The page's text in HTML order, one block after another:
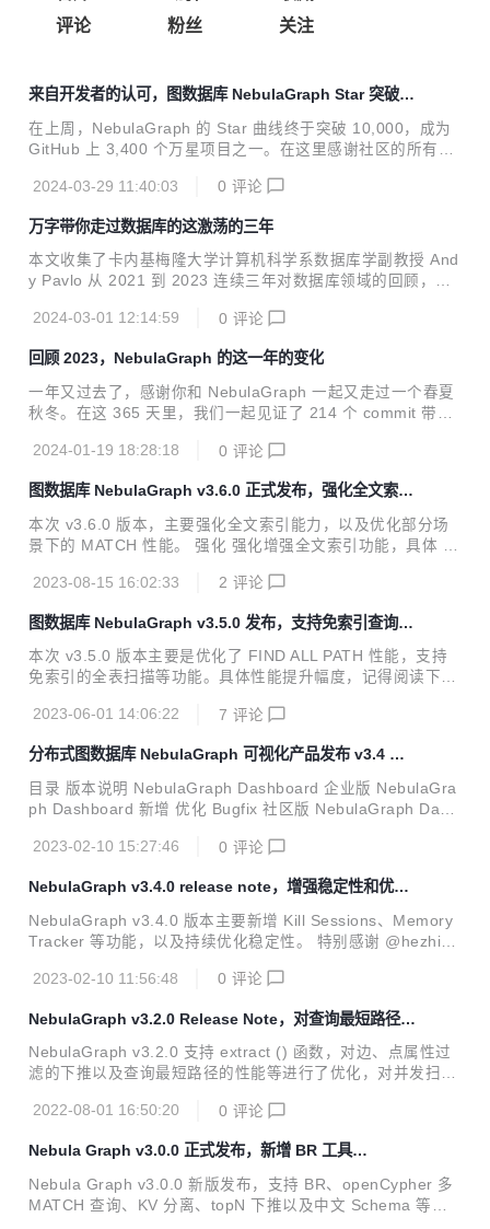
评论
粉丝 关注
来自开发者的认可，图数据库 NebulaGraph Star 突破 1
0,000 大关
在上周，NebulaGraph 的 Star 曲线终于突破 10,000，成为
GitHub 上 3,400 个万星项目之一。在这里感谢社区的所有
技术团队们。是你们，让 NebulaGraph 在今日得以被上万人
么可扩展性不强。在充分了解行业对图数据库的需求，以及认
识到现有图数据库产品的不足后，我在 2018 年开始投入研发
NebulaGraph。我们从写下 NebulaGraph 的第一行代码开始
就认识到它必须是一款开源的、分布式的、支持线性扩容和高
性能的...
2024-03-29 11:40:03 0 评论
万字带你走过数据库的这激荡的三年
本文收集了卡内基梅隆大学计算机科学系数据库学副教授 And
y Pavlo 从 2021 到 2023 连续三年对数据库领域的回顾，希
解。
2024-03-01 12:14:59 0 评论
回顾 2023，NebulaGraph 的这一年的变化
一年又过去了，感谢你和 NebulaGraph 一起又走过一个春夏
秋冬。在这 365 天里，我们一起见证了 214 个 commit 带来
3.5.0 和 v 3.6.0；除了内核经历了 3 个中版本的迭代之外，N
周边工具的大更新。
2024-01-19 18:28:18 0 评论
图数据库 NebulaGraph v3.6.0 正式发布，强化全文索引
能力
本次 v3.6.0 版本，主要强化全文索引能力，以及优化部分场
景下的 MATCH 性能。 强化 强化增强全文索引功能，具体 pr
化 支持使用 MATCH 子句检索 VID 或属性索引时使用变量，
以加快 Storage 服务的启动速度，具体 pr 参见：#5521 优化
RocksDB 迭代器执行 DeleteRange 操作后的前缀搜索性能，
具体 pr 参见：#5525 优化 appendLog 发送逻辑以避免 follo
2023-08-15 16:02:33 2 评论
图数据库 NebulaGraph v3.5.0 发布，支持免索引查询、
UDF...
本次 v3.5.0 版本主要是优化了 FIND ALL PATH 性能，支持
免索引的全表扫描等功能。具体性能提升幅度，记得阅读下周
扫描，参见 pr：#5416 支持 UDF，参见 pr：#4804 #5391
40 支持 UPDATE 语句中的 json_extract 函数，参见 pr：#5
457 支持在 EXPLAIN 输出中使用 TCK 格式，参见 pr：#541
4 DML 支持参数，参见 pr：#5328 优化 支持以毫秒为单位的
TTL，参见...
2023-06-01 14:06:22 7 评论
分布式图数据库 NebulaGraph 可视化产品发布 v3.4 版
本，支持增量备份
目录 版本说明 NebulaGraph Dashboard 企业版 NebulaGra
ph Dashboard 新增 优化 Bugfix 社区版 NebulaGraph Dash
3.4.0 伴随着图数据库 NebulaGraph v3.4 的发布，可视化产
ebulaGraph Studio 也相应发布了与之配套的 v3.4 版本。在
本文中，来自 NebulaGraph 的 PD 小姐姐 Zoe 将带大...
2023-02-10 15:27:46 0 评论
NebulaGraph v3.4.0 release note，增强稳定性和优化
内存管理
NebulaGraph v3.4.0 版本主要新增 Kill Sessions、Memory
Tracker 等功能，以及持续优化稳定性。 特别感谢 @hezhizh
u @bocai3030 @xiaobenma @huotu 提交的 bug issue 帮
内容： 功能 支持终止会话，参见 pr#5146 支持 Memory Tra
cker，优化内存管理，参见 pr#5082 优化 优化作业管理，参
见 pr#521...
2023-02-10 11:56:48 0 评论
NebulaGraph v3.2.0 Release Note，对查询最短路径的
性能等多处优化
NebulaGraph v3.2.0 支持 extract () 函数，对边、点属性过
滤的下推以及查询最短路径的性能等进行了优化，对并发扫描
act () 函数 。 优化配置文件，增加部分配置。#4310 增加优
化规则，优化边过滤的下推。#4270 增加优化规则，优化点属
性过滤的下推。#4260 剔除点的预测过滤器。#4249 减少移
动数据时连接操作的数据复制量。#4283 通过下标获取属性
值，减少属性查询的时间。#4242 优化查询最短路径的性
2022-08-01 16:50:20 0 评论
Nebula Graph v3.0.0 正式发布，新增 BR 工具…
Nebula Graph v3.0.0 新版发布，支持 BR、openCypher 多
MATCH 查询、KV 分离、topN 下推以及中文 Schema 等多